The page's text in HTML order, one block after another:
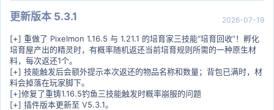
更新版本 5.3.1 2026-07-19
[+] 重做了 Pixelmon 1.16.5 与 1.21.1 的培育家三技能“培育回收”！孵化
培育屋产出的精灵时，有概率随机返还当前培育规则所需的一种原生材
料，每次返还1个。
[+] 技能触发后会额外提示本次返还的物品名称和数量；背包已满时，材
料会掉落在玩家脚下。
[+]修复了重铸1.16.5钓鱼三技能触发时概率崩服的问题
[+] 插件版本更新至 V5.3.1。